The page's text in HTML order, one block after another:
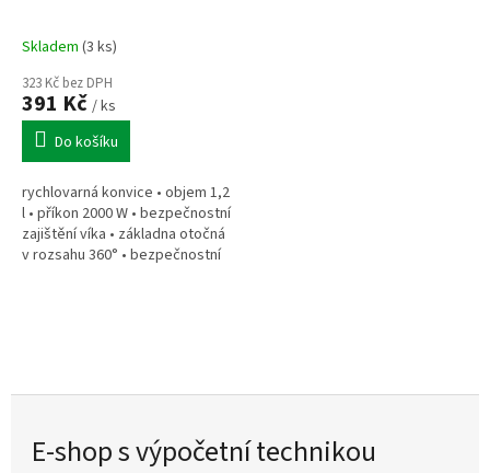
Skladem (3 ks)
323 Kč bez DPH
391 Kč / ks
Do košíku
rychlovarná konvice • objem 1,2
l • příkon 2000 W • bezpečnostní
zajištění víka • základna otočná
v rozsahu 360° • bezpečnostní
E-shop s výpočetní technikou